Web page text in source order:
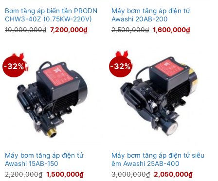
Bơm tăng áp biến tần PRODN
CHW3-40Z (0.75KW-220V)
10,000,000₫ Giá
gốc
7,200,000₫Giá
7,200,000₫.
Máy bơm tăng áp điện tử
Awashi 20AB-200
2,500,000₫ Giá
gốc
1,600,000₫Giá
-32%
Máy bơm tăng áp điện tử
Awashi 15AB-150
2,200,000₫ Giá
1,500,000₫Giá
-32%
Máy bơm tăng áp điện tử siêu
êm Awashi 25AB-400
3,000,000₫ Giá
2,050,000₫Giá